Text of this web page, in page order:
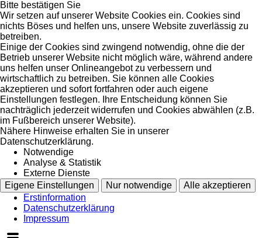
Bitte bestätigen Sie
Wir setzen auf unserer Website Cookies ein. Cookies sind
nichts Böses und helfen uns, unsere Website zuverlässig zu
betreiben.
Einige der Cookies sind zwingend notwendig, ohne die der
Betrieb unserer Website nicht möglich wäre, während andere
uns helfen unser Onlineangebot zu verbessern und
wirtschaftlich zu betreiben. Sie können alle Cookies
akzeptieren und sofort fortfahren oder auch eigene
Einstellungen festlegen. Ihre Entscheidung können Sie
nachträglich jederzeit widerrufen und Cookies abwählen (z.B.
im Fußbereich unserer Website).
Nähere Hinweise erhalten Sie in unserer
Datenschutzerklärung.
Notwendige
Analyse & Statistik
Externe Dienste
Eigene Einstellungen
Nur notwendige
Alle akzeptieren
Erstinformation
Datenschutzerklärung
Impressum